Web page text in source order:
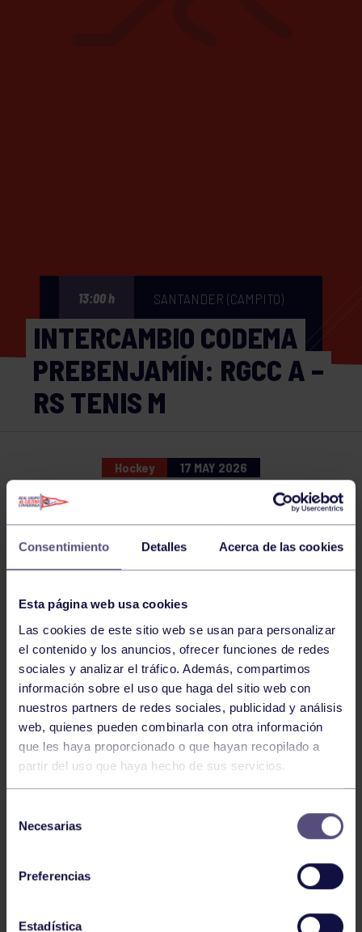
Consentimiento Detalles Acerca de las cookies
Esta página web usa cookies
Las cookies de este sitio web se usan para personalizar
el contenido y los anuncios, ofrecer funciones de redes
sociales y analizar el tráfico. Además, compartimos
información sobre el uso que haga del sitio web con
nuestros partners de redes sociales, publicidad y análisis
web, quienes pueden combinarla con otra información
que les haya proporcionado o que hayan recopilado a
partir del uso que haya hecho de sus servicios.
Necesarias
Preferencias
Estadística
13:00 h SANTANDER (CAMPITO)
INTERCAMBIO CODEMA
PREBENJAMÍN: RGCC A –
RS TENIS M
Hockey 17 MAY 2026
NOTICIAS RELACIONADAS
Hockey 28 Jul 2026
ÓSCAR PALOMERO, RUMBO AL
MUNDIAL